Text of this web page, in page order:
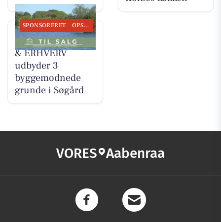
SPONSORERET OPSLAGSTAVLEN
EJENHOLM BOLIG
& ERHVERV
udbyder 3
byggemodnede
grunde i Søgård
VORES Aabenraa